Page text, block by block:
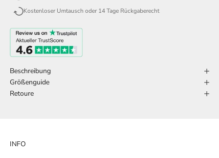
Kostenloser Umtausch oder 14 Tage Rückgaberecht
Beschreibung
Größenguide
Retoure
INFO